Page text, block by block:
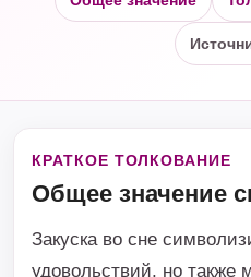
КРАТКОЕ ТОЛКОВАНИЕ
Общее значение
Закуска во сне
удовольствий, но также